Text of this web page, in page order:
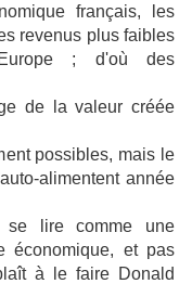
français, les
revenus plus faibles
; d'où des
de la valeur créée
possibles, mais le
alimentent année
se lire comme une
économique, et pas
à le faire Donald